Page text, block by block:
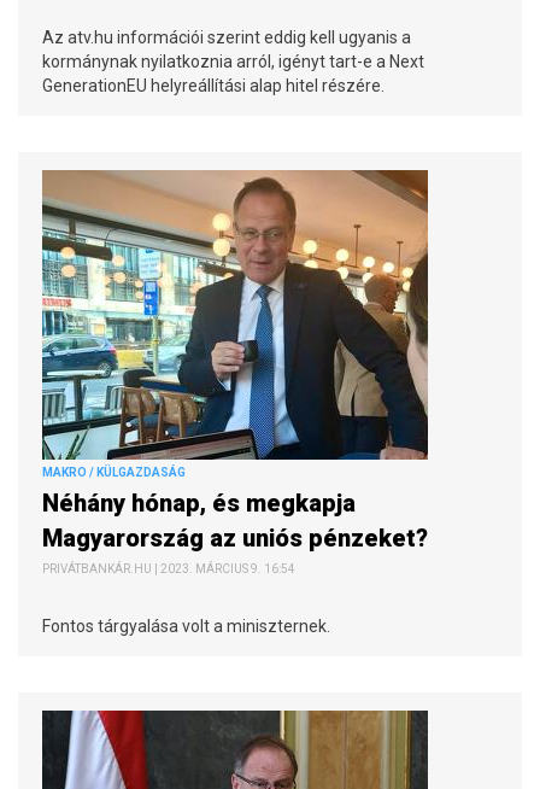
Az atv.hu információi szerint eddig kell ugyanis a
kormánynak nyilatkoznia arról, igényt tart-e a Next
GenerationEU helyreállítási alap hitel részére.
MAKRO / KÜLGAZDASÁG
Néhány hónap, és megkapja
Magyarország az uniós pénzeket?
PRIVÁTBANKÁR.HU | 2023. MÁRCIUS 9. 16:54
Fontos tárgyalása volt a miniszternek.